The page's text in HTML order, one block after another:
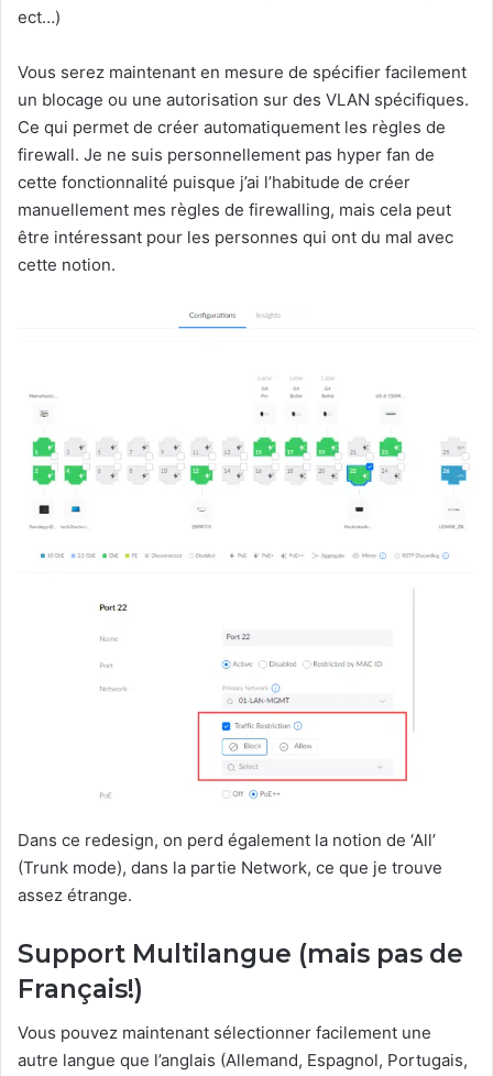
ect…)
Vous serez maintenant en mesure de spécifier facilement
un blocage ou une autorisation sur des VLAN spécifiques.
Ce qui permet de créer automatiquement les règles de
firewall. Je ne suis personnellement pas hyper fan de
cette fonctionnalité puisque j’ai l’habitude de créer
manuellement mes règles de firewalling, mais cela peut
être intéressant pour les personnes qui ont du mal avec
cette notion.
Dans ce redesign, on perd également la notion de ‘All’
(Trunk mode), dans la partie Network, ce que je trouve
assez étrange.
Support Multilangue (mais pas de
Français!)
Vous pouvez maintenant sélectionner facilement une
autre langue que l’anglais (Allemand, Espagnol, Portugais,